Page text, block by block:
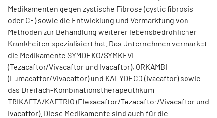
Medikamenten gegen zystische Fibrose (cystic fibrosis
oder CF) sowie die Entwicklung und Vermarktung von
Methoden zur Behandlung weiterer lebensbedrohlicher
Krankheiten spezialisiert hat. Das Unternehmen vermarket
die Medikamente SYMDEKO/SYMKEVI
(Tezacaftor/Vivacaftor und Ivacaftor), ORKAMBI
(Lumacaftor/Vivacaftor) und KALYDECO (Ivacaftor) sowie
das Dreifach-Kombinationstherapeuthkum
TRIKAFTA/KAFTRIO (Elexacaftor/Tezacaftor/Vivacaftor und
Ivacaftor). Diese Medikamente sind auch für die